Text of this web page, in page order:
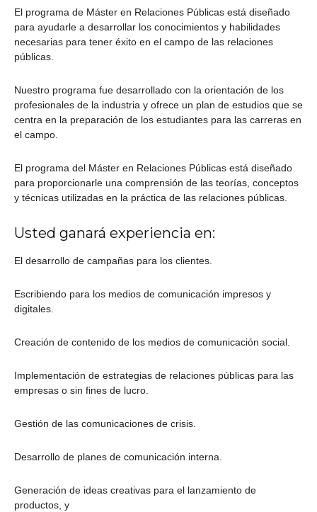
El programa de Máster en Relaciones Públicas está diseñado
para ayudarle a desarrollar los conocimientos y habilidades
necesarias para tener éxito en el campo de las relaciones
públicas.
Nuestro programa fue desarrollado con la orientación de los
profesionales de la industria y ofrece un plan de estudios que se
centra en la preparación de los estudiantes para las carreras en
el campo.
El programa del Máster en Relaciones Públicas está diseñado
para proporcionarle una comprensión de las teorías, conceptos
y técnicas utilizadas en la práctica de las relaciones públicas.
Usted ganará experiencia en:
El desarrollo de campañas para los clientes.
Escribiendo para los medios de comunicación impresos y
digitales.
Creación de contenido de los medios de comunicación social.
Implementación de estrategias de relaciones públicas para las
empresas o sin fines de lucro.
Gestión de las comunicaciones de crisis.
Desarrollo de planes de comunicación interna.
Generación de ideas creativas para el lanzamiento de
productos, y